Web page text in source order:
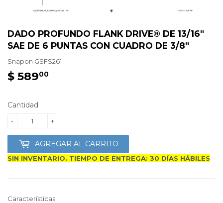
DADO PROFUNDO FLANK DRIVE® DE 13/16"
SAE DE 6 PUNTAS CON CUADRO DE 3/8"
Snapon GSFS261
$ 58900
Cantidad
+
-
AGREGAR AL CARRITO
SIN INVENTARIO. TIEMPO DE ENTREGA: 30 DÍAS HÁBILES
Características